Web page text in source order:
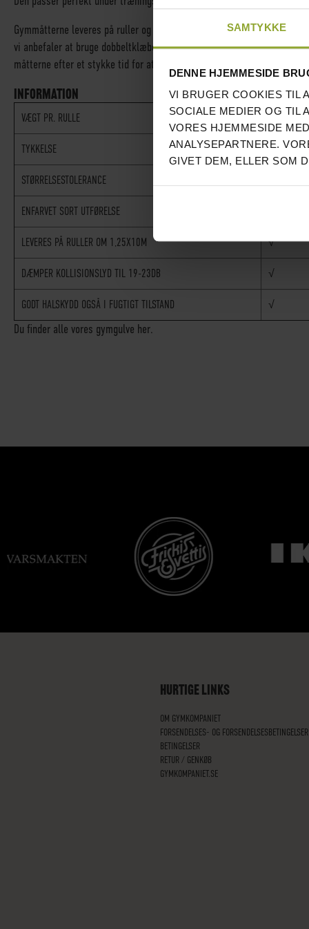
SAMTYKKE
DENNE HJEMMESIDE
VI BRUGER COOKIES TIL
SOCIALE MEDIER OG TIL
VORES HJEMMESIDE
ANALYSEPARTNERE.
GIVET DEM, ELLER SOM
Gymmåtterne leveres på ruller og kan nemt skæres til for at passe til
vi anbefaler at bruge dobbeltklæbende måtterape, da det er lettere at
måtterne efter et stykke tid for at få en ny og frisk overflade, hvis det
INFORMATION
VÆGT PR. RULLE 63,5KG /
TYKKELSE 6MM
STØRRELSESTOLERANCE
ENFARVET SORT UTFØRELSE
LEVERES PÅ RULLER OM 1,25X10M √
DÆMPER KOLLISIONSLYD TIL 19-23DB √
GODT HALSKYDD OGSÅ I FUGTIGT TILSTAND √
Du finder alle vores gymgulve her.
HURTIGE LINKS
OM GYMKOMPANIET
FORSENDELSES- OG FORSENDELSESBETINGELSER
BETINGELSER
RETUR / GENKØB
GYMKOMPANIET.SE